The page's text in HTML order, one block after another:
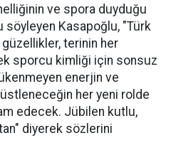
ve spora duyduğu
söyleyen Kasapoğlu, "Türk
terinin her
sporcu kimliği için sonsuz
enerjin ve
her yeni rolde
edecek. Jübilen kutlu,
diyerek sözlerini